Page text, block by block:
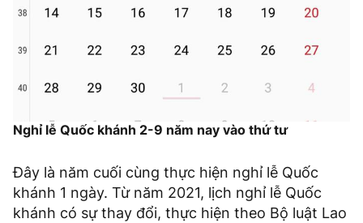
Nghỉ lễ Quốc khánh 2-9 năm nay vào thứ tư
Đây là năm cuối cùng thực hiện nghỉ lễ Quốc
khánh 1 ngày. Từ năm 2021, lịch nghỉ lễ Quốc
khánh có sự thay đổi, thực hiện theo Bộ luật Lao